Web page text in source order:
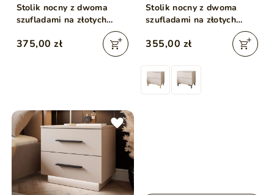
Stolik nocny z dwoma
szufladami na złotych
nóżkach Nuveo Kaszmir
375,00 zł
Stolik nocny z dwoma
szufladami na złotych
nóżkach Nuveo Kaszmir
355,00 zł